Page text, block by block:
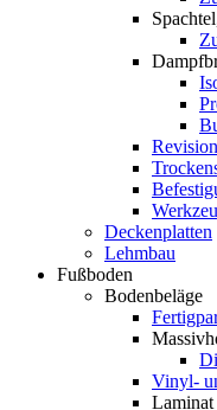
Deckenplatten
Lehmbau
Fußboden
Bodenbeläge
Vinyl-
Laminat